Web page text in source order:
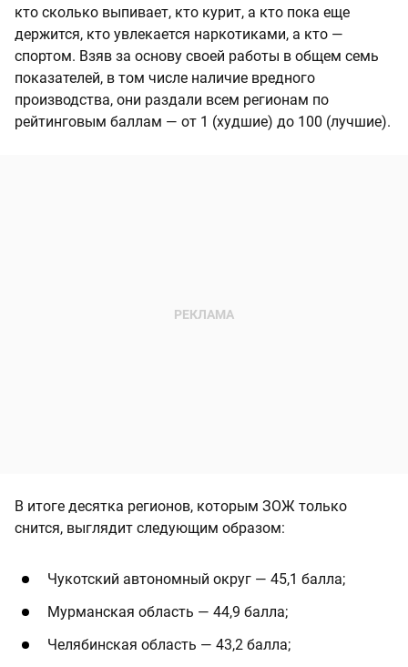
кто сколько выпивает, кто курит, а кто пока еще
держится, кто увлекается наркотиками, а кто —
спортом. Взяв за основу своей работы в общем семь
показателей, в том числе наличие вредного
производства, они раздали всем регионам по
рейтинговым баллам — от 1 (худшие) до 100 (лучшие).
В итоге десятка регионов, которым ЗОЖ только
снится, выглядит следующим образом:
Чукотский автономный округ — 45,1 балла;
Мурманская область — 44,9 балла;
Челябинская область — 43,2 балла;